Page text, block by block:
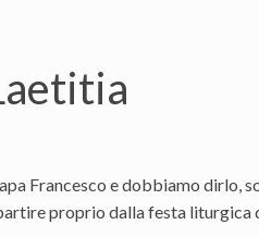
Francesco e dobbiamo dirlo,
proprio dalla festa liturgica